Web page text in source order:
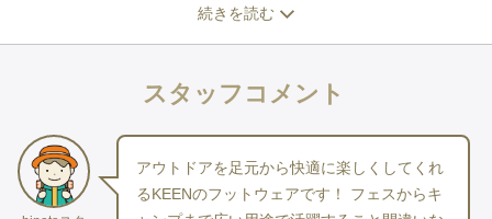
通気性・速乾性にも優れており、
こんな使い方がおすすめ
キャンプシーンで
続きを読む
スタッフコメント
アウトドアを足元から快適に楽しくしてくれ
るKEENのフットウェアです！ フェスからキ